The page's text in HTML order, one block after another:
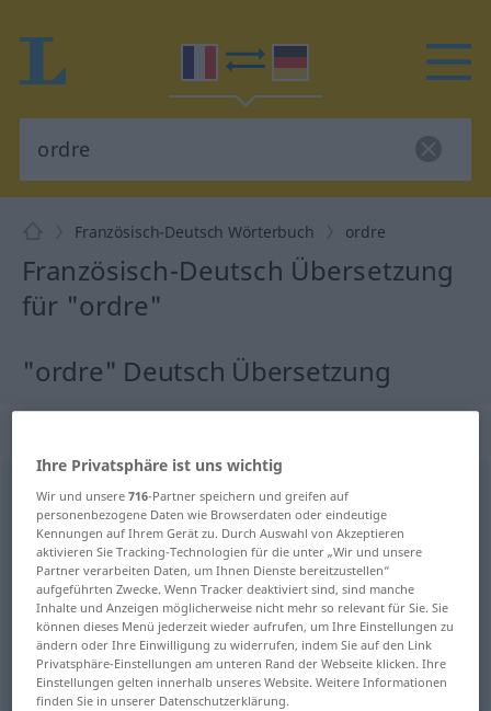
Französisch-Deutsch Wörterbuch ordre
Französisch-Deutsch Übersetzung
für "ordre"
"ordre" Deutsch Übersetzung
ordre [ɔʀdʀ]m
Übersicht aller Übersetzungen
(Für mehr Details die Übersetzung anklicken/antippen)
Ordnung Reihenfolge Rang, Art
Ordnung Säulenordnung
Ihre Privatsphäre ist uns wichtig
Wir und unsere716-Partner speichern und greifen auf
personenbezogene Daten wie Browserdaten oder eindeutige
Kennungen auf Ihrem Gerät zu. Durch Auswahl von Akzeptieren
aktivieren Sie Tracking-Technologien für die unter „Wir und unsere
Partner verarbeiten Daten, um Ihnen Dienste bereitzustellen“
aufgeführten Zwecke. Wenn Tracker deaktiviert sind, sind manche
Inhalte und Anzeigen möglicherweise nicht mehr so relevant für Sie. Sie
können dieses Menü jederzeit wieder aufrufen, um Ihre Einstellungen zu
ändern oder Ihre Einwilligung zu widerrufen, indem Sie auf den Link
Privatsphäre-Einstellungen am unteren Rand der Webseite klicken. Ihre
Einstellungen gelten innerhalb unseres Website. Weitere Informationen
finden Sie in unserer Datenschutzerklärung.